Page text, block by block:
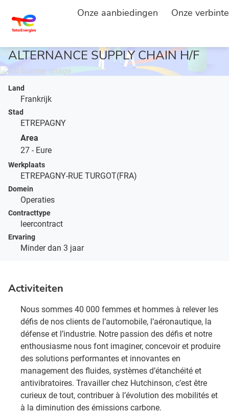
Onze aanbiedingen Onze
HOOFDPAGINA
ALTERNANCE SUPPLY CHAIN H/F
Land
Frankrijk
Stad
ETREPAGNY
Area
27 - Eure
Werkplaats
ETREPAGNY-RUE TURGOT(FRA)
Domein
Operaties
Contracttype
leercontract
Ervaring
Minder dan 3 jaar
Activiteiten
Nous sommes 40 000 femmes et hommes à relever les
défis de nos clients de l’automobile, l’aéronautique, la
défense et l’industrie. Notre passion des défis et notre
enthousiasme nous font imaginer, concevoir et produire
des solutions performantes et innovantes en
management des fluides, systèmes d’étanchéité et
antivibratoires. Travailler chez Hutchinson, c’est être
curieux de tout, contribuer à l’évolution des mobilités et
à la diminution des émissions carbone. ​